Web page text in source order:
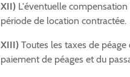
XII) L'éventuelle
période de location contractée.
XIII) Toutes les taxes de
paiement de péages et du